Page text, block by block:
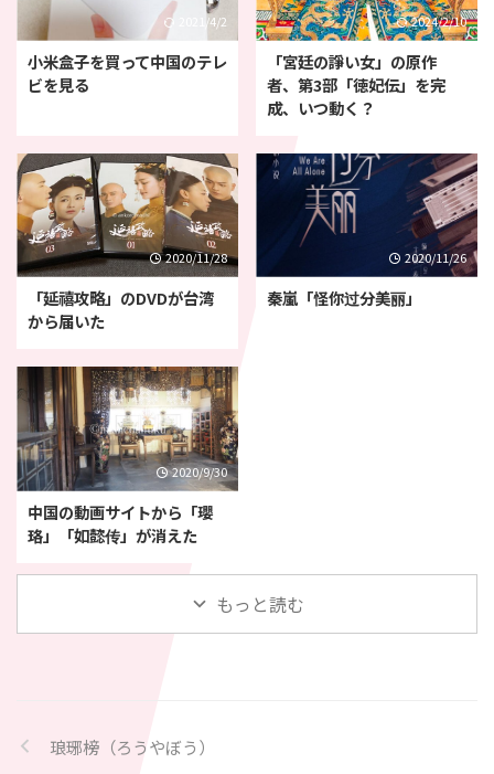
2021/4/2
小米盒子を買って中国のテレ
ビを見る
2024/2/10
「宮廷の諍い女」の原作
者、第3部「徳妃伝」を完
成、いつ動く？
2020/11/28
「延禧攻略」のDVDが台湾
から届いた
2020/11/26
秦嵐「怪你过分美丽」
2020/9/30
中国の動画サイトから「瓔
珞」「如懿传」が消えた
もっと読む
琅琊榜（ろうやぼう）